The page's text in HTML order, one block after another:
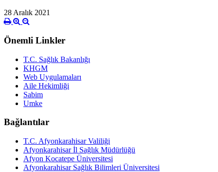
28 Aralık 2021
Önemli Linkler
T.C. Sağlık Bakanlığı
KHGM
Web Uygulamaları
Aile Hekimliği
Sabim
Umke
Bağlantılar
T.C. Afyonkarahisar Valiliği
Afyonkarahisar İl Sağlık Müdürlüğü
Afyon Kocatepe Üniversitesi
Afyonkarahisar Sağlık Bilimleri Üniversitesi